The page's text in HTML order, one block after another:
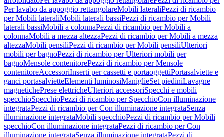
Per lavabo da appoggio rettangolareMobili lateraliPezzi di ricambio
per Mobili lateraliMobili laterali bassiPezzi di ricambio per Mobili
laterali bassiMobili a colonnaPezzi di ricambio per Mobili a
colonnaMobili a mezza altezzaPezzi di ricambio per Mobili a mezza
altezzaMobili pensiliPezzi di ricambio per Mobili pensiliUlteriori
mobili per bagnoPezzi di ricambio per Ulteriori mobili per
bagnoMensole contenitorePezzi di ricambio per Mensole
contenitoreAccessoriInserti per cassetti e portaoggettiPortasalviette e
ganci portasalvietteElementi luminosiManiglieSet piediniLavagne
magnetichePrese elettricheUlteriori accessoriSpecchi e mobili
specchioSpecchioPezzi di ricambio per SpecchioCon illuminazione
integrataPezzi di ricambio per Con illuminazione integrataSenza
illuminazione integrataMobili specchioPezzi di ricambio per Mobili
specchioCon illuminazione integrataPezzi di ricambio per Con
illuminazione integrataSenza illuminazione integrataPezzi di